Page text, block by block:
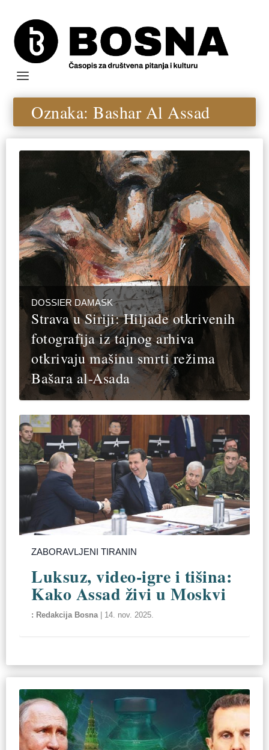
Oznaka:Bashar Al Assad
DOSSIER DAMASK
Strava u Siriji: Hiljade otkrivenih
fotografija iz tajnog arhiva
otkrivaju mašinu smrti režima
Bašara al-Asada
ZABORAVLJENI TIRANIN
Luksuz, video-igre i tišina:
Kako Assad živi u Moskvi
Redakcija Bosna| 14. nov. 2025.